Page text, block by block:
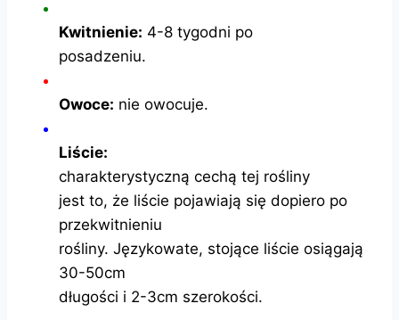
Kwitnienie: 4-8 tygodni po
posadzeniu.
Owoce: nie owocuje.
Liście:
charakterystyczną cechą tej rośliny
jest to, że liście pojawiają się dopiero po
przekwitnieniu
rośliny. Językowate, stojące liście osiągają
30-50cm
długości i 2-3cm szerokości.